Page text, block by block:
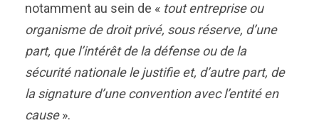
notamment au sein de « tout entreprise ou
organisme de droit privé, sous réserve, d’une
part, que l’intérêt de la défense ou de la
sécurité nationale le justifie et, d’autre part, de
la signature d’une convention avec l’entité en
cause».